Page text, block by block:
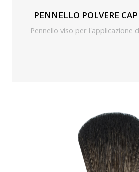
PENNELLO POLVERE
Pennello viso per l'applicazione